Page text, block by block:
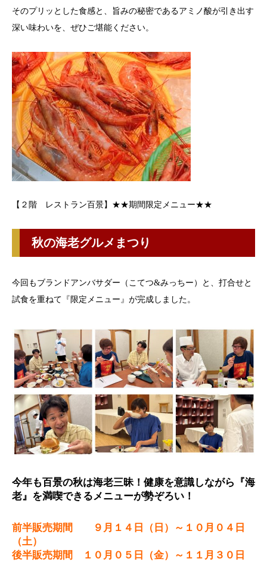
そのプリッとした食感と、旨みの秘密であるアミノ酸が引き出す
深い味わいを、ぜひご堪能ください。
【２階 レストラン百景】★★期間限定メニュー★★
秋の海老グルメまつり
今回もブランドアンバサダー（こてつ&みっちー）と、打合せと
試食を重ねて『限定メニュー』が完成しました。
今年も百景の秋は海老三昧！健康を意識しながら『海
老』を満喫できるメニューが勢ぞろい！
前半販売期間 ９月１４日（日）～１０月０４日
（土）
後半販売期間 １０月０５日（金）～１１月３０日